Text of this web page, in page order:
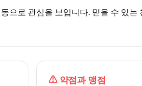
으로 관심을 보입니다. 믿을 수 있
⚠ 약점과 맹점